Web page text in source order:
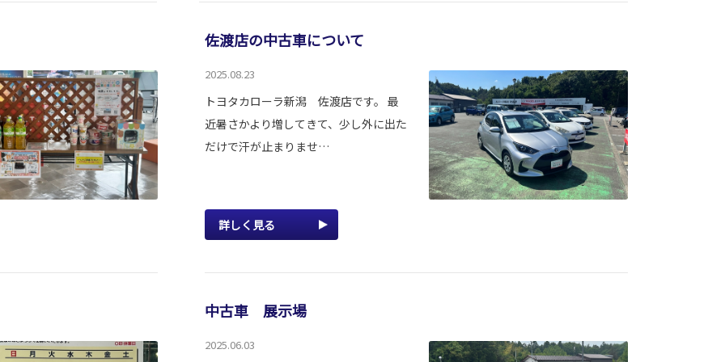
佐渡店の中古車について
2025.08.23
トヨタカローラ新潟 佐渡店です。 最
近暑さかより増してきて、少し外に出た
だけで汗が止まりませ…
詳しく見る
中古車 展示場
2025.06.03